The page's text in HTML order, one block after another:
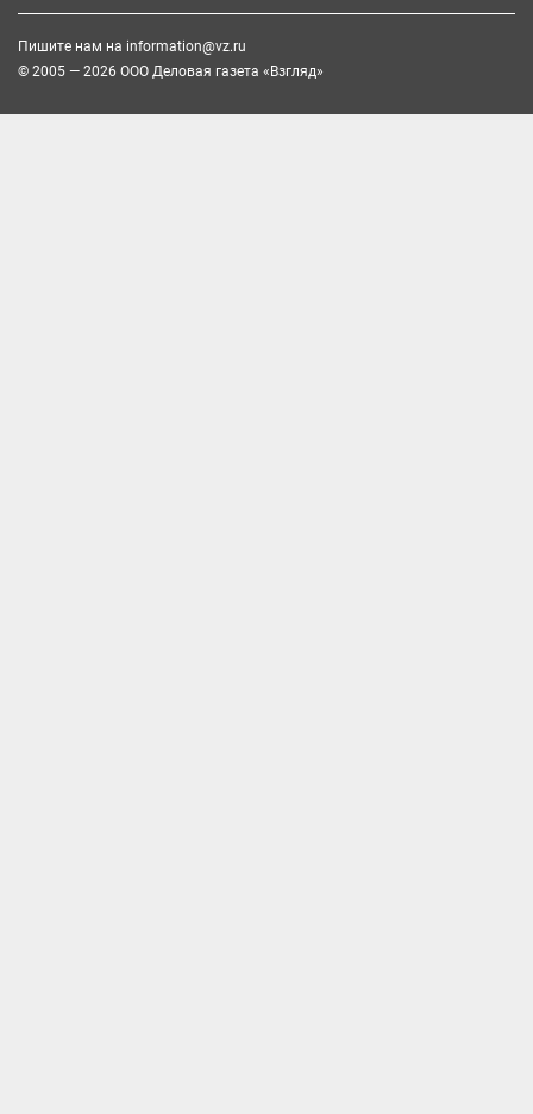
Пишите нам на information@vz.ru
© 2005 — 2026 ООО Деловая газета «Взгляд»